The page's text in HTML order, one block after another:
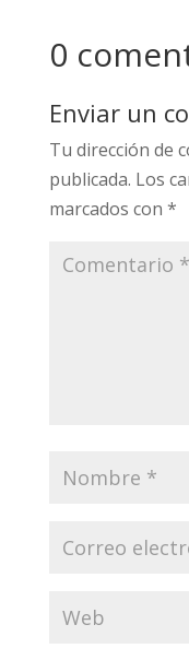
0
Enviar un
publicada.Los